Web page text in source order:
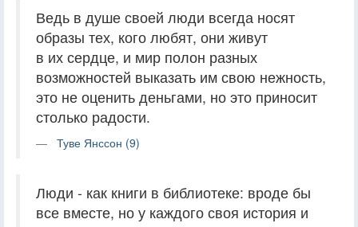
Ведь в душе своей люди всегда носят
образы тех, кого любят, они живут
в их сердце, и мир полон разных
возможностей выказать им свою нежность,
это не оценить деньгами, но это приносит
столько радости.
Туве Янссон (9)
Люди - как книги в библиотеке: вроде бы
все вместе, но у каждого своя история и